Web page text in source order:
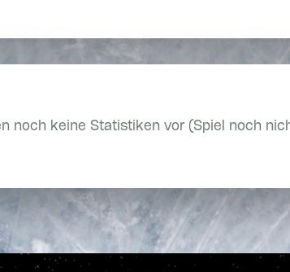
noch keine Statistiken vor (Spiel noch